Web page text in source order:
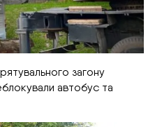
загону
автобус та